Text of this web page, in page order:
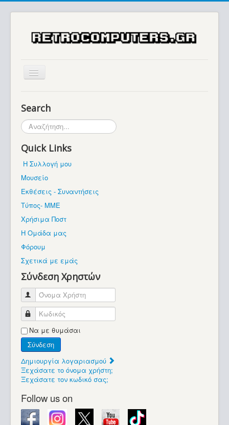
Μουσείο
Βρίσκεστε εδώ:
Search
Αναζήτηση...
Quick Links
Η Συλλογή μου
Μουσείο
Εκθέσεις - Συναντήσεις
Τύπος- ΜΜΕ
Χρήσιμα Ποστ
Η Ομάδα μας
Φόρουμ
Σχετικά με εμάς
Σύνδεση Χρηστών
Όνομα Χρήστη
Κωδικός
Να με θυμάσαι
Σύνδεση
Δημιουργία λογαριασμού
Ξεχάσατε το όνομα χρήστη;
Ξεχάσατε τον κωδικό σας;
Follow us on